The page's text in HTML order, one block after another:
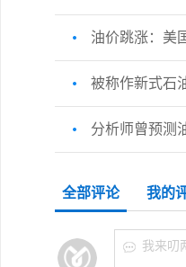
油价跳涨：美
被称作新式石
分析师曾预测
全部评论 我的
我来叨